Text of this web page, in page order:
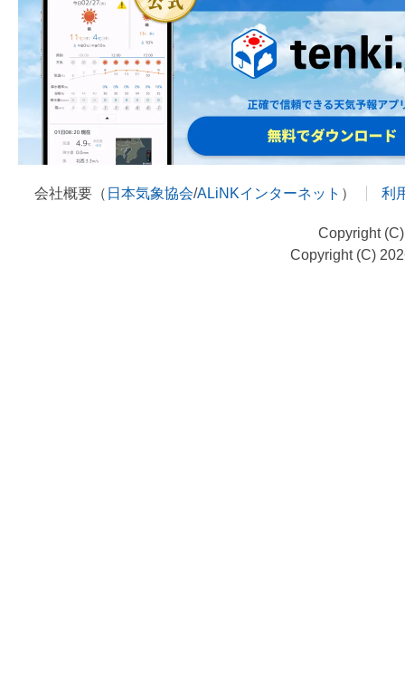
会社概要（ 日本気象協会/ALiNKインターネット ） 利
Copyright
Copyright (C)